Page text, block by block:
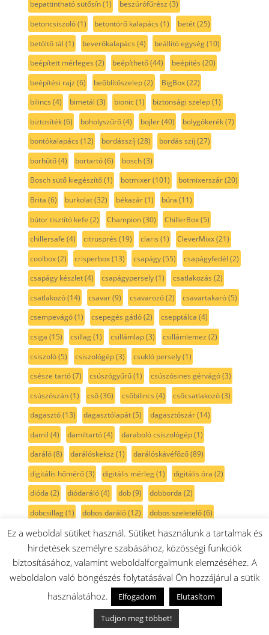
bepattintható sütősín(1) beszúrófűrész (3)
betoncsiszoló(1) betontörő kalapács (1) betét(25)
betöltő tál (1) beverőkalapács (4) beállító egység(10)
beépített mérleges (2) beépíthető(44) beépítés (20)
beépítési rajz (6) beőblítőszelep(2) BigBox(22)
bilincs (4) bimetál (3) bionic(1) biztonsági szelep(1)
biztosíték(6) boholyszűrő(4) bojler(40) bolygókerék(7)
bontókalapács (12) bordásszíj (28) bordás szíj (27)
borhűtő(4) bortartó(6) bosch(3)
Bosch sütő kiegészítő(1) botmixer(101) botmixerszár(20)
Brita (6) burkolat(32) békazár(1) búra (11)
bútor tisztító kefe (2) Champion(30) ChillerBox(5)
chillersafe (4) citrusprés (19) claris (1) CleverMixx(21)
coolbox(2) crisperbox(13) csapágy(55) csapágyfedél (2)
csapágy készlet(4) csapágypersely(1) csatlakozás (2)
csatlakozó(14) csavar(9) csavarozó(2) csavartakaró(5)
csempevágó(1) csepegés gátló(2) csepptálca (4)
csiga (15) csillag(1) csillámlap(3) csillámlemez (2)
csiszoló(5) csiszológép(3) csukló persely(1)
csésze tartó(7) csúszógyűrű(1) csúszósines gérvágó(3)
csúszószán(1) cső(36) csőbilincs (4) csőcsatlakozó(3)
dagasztó(13) dagasztólapát(5) dagasztószár(14)
damil (4) damiltartó(4) daraboló csiszológép(1)
daráló(8) darálóskeksz (1) darálóskávéfőző(89)
digitális hőmérő(3) digitális mérleg(1) digitális óra (2)
dióda (2) diódaráló(4) dob(9) dobborda (2)
dobcsillag(1) dobos daráló(12) dobos szeletelő(6)
doboz(30) dobtámasztó(1) Dr.Fischer(1) dugó(2)
díszcsík(2) díszléc(1) E14(1) EasyRotak(1) edény(4)
edénytartórács
egyenecsiszoló (1) egykörös
egyszintes
(2) egység (1) elektromos kefe(3)
elektróda(3) elosztó(2)
EQ series(1) ErgoMixx(33)
Ez a weboldal sütiket használ. Sütiket használunk a tartalmak és
hirdetések személyre szabásához, közösségi funkciók
biztosításához, valamint weboldalforgalmunk elemzéséhez. A
weboldalon való böngészés folytatásával Ön hozzájárul a sütik
használatához.
Elfogadom
Elutasítom
Tudjon meg többet!